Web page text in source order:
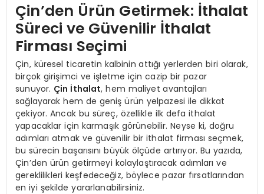
Çin’den Ürün Getirmek: İthalat
Süreci ve Güvenilir İthalat
Firması Seçimi
Çin, küresel ticaretin kalbinin attığı yerlerden biri olarak,
birçok girişimci ve işletme için cazip bir pazar
sunuyor. Çin İthalat, hem maliyet avantajları
sağlayarak hem de geniş ürün yelpazesi ile dikkat
çekiyor. Ancak bu süreç, özellikle ilk defa ithalat
yapacaklar için karmaşık görünebilir. Neyse ki, doğru
adımları atmak ve güvenilir bir ithalat firması seçmek,
bu sürecin başarısını büyük ölçüde artırıyor. Bu yazıda,
Çin’den ürün getirmeyi kolaylaştıracak adımları ve
gereklilikleri keşfedeceğiz, böylece pazar fırsatlarından
en iyi şekilde yararlanabilirsiniz.